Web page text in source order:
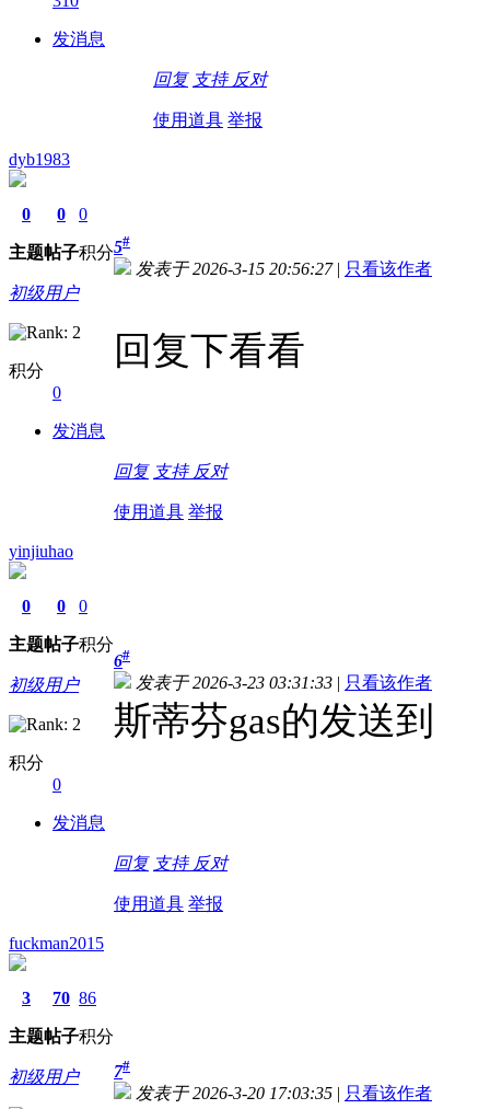
发消息
回复 支持 反对
使用道具 举报
dyb1983
0
主题
0
帖子
0
积分
初级用户
积分
0
发消息
5#
发表于 2026-3-15 20:56:27 | 只看该作者
回复下看看
回复 支持 反对
使用道具 举报
yinjiuhao
0
主题
0
帖子
0
积分
初级用户
积分
0
发消息
6#
发表于 2026-3-23 03:31:33 | 只看该作者
斯蒂芬gas的发送到
回复 支持 反对
使用道具 举报
fuckman2015
3
主题
70
帖子
86
积分
初级用户 7#
发表于 2026-3-20 17:03:35 | 只看该作者